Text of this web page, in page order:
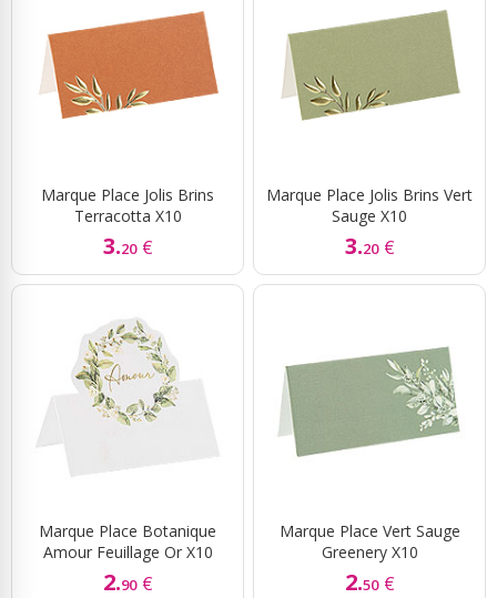
Marque Place Jolis Brins
Terracotta X10
3.20 €
Marque Place Jolis Brins Vert
Sauge X10
3.20 €
Marque Place Botanique
Amour Feuillage Or X10
2.90 €
Marque Place Vert Sauge
Greenery X10
2.50 €